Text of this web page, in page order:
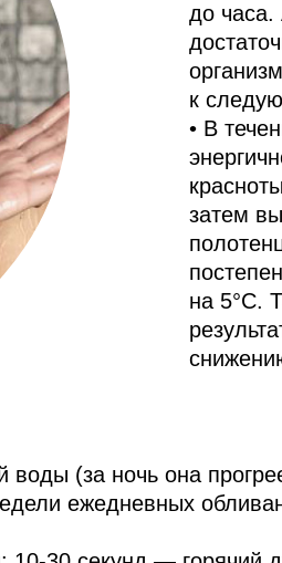
(за ночь она
ежедневных
до
к
• В
затем
на 5°C.